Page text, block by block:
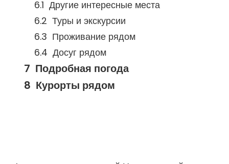
Другие интересные места
Туры и экскурсии
Проживание рядом
Досуг рядом
Подробная погода
Курорты рядом